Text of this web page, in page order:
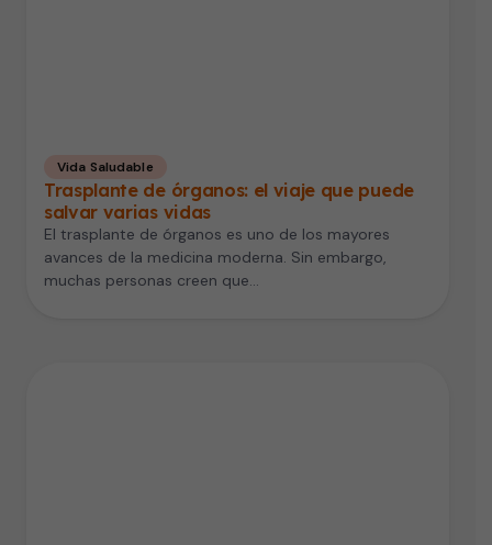
Vida Saludable
Trasplante de órganos: el viaje que puede
salvar varias vidas
El trasplante de órganos es uno de los mayores
avances de la medicina moderna. Sin embargo,
muchas personas creen que…